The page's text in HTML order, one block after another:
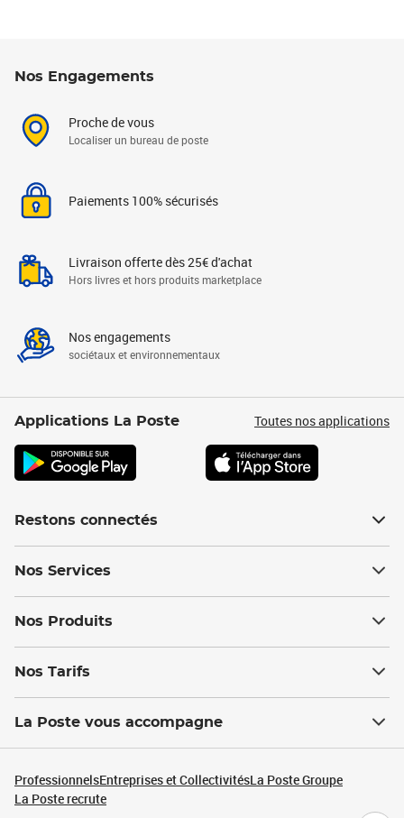
Nos Engagements
Proche de vous
Localiser un bureau de poste
Paiements 100% sécurisés
Livraison offerte dès 25€ d'achat
Hors livres et hors produits marketplace
Nos engagements
sociétaux et environnementaux
Applications La Poste Toutes nos applications
Restons connectés
Nos Services
Nos Produits
Nos Tarifs
La Poste vous accompagne
ProfessionnelsEntreprises et CollectivitésLa Poste Groupe
La Poste recrute